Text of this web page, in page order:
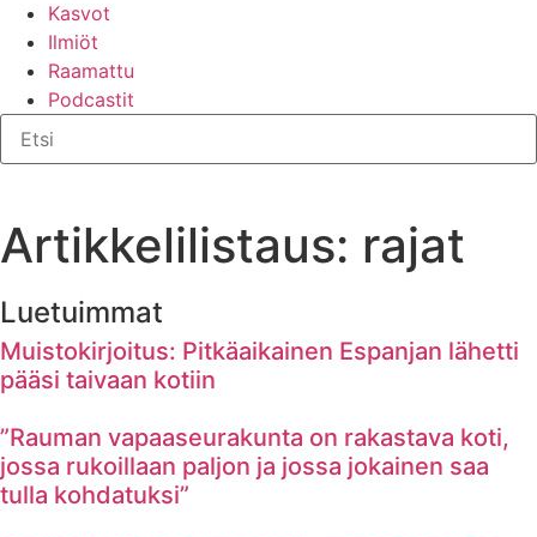
Kasvot
Ilmiöt
Raamattu
Podcastit
Artikkelilistaus: rajat
Luetuimmat
Muistokirjoitus: Pitkäaikainen Espanjan lähetti
pääsi taivaan kotiin
”Rauman vapaaseurakunta on rakastava koti,
jossa rukoillaan paljon ja jossa jokainen saa
tulla kohdatuksi”